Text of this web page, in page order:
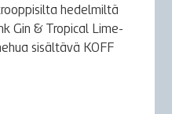
hedelmiltä
Gin & Tropical Lime-
sisältävä KOFF